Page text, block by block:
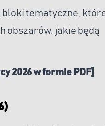
bloki tematyczne,
obszarów, jakie będą
2026 w formie PDF]